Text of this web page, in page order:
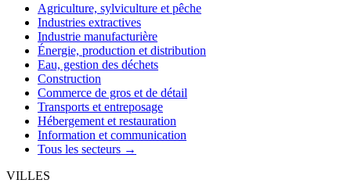
Agriculture, sylviculture et pêche
Industries extractives
Industrie manufacturière
Énergie, production et distribution
Eau, gestion des déchets
Construction
Commerce de gros et de détail
Transports et entreposage
Hébergement et restauration
Information et communication
Tous les secteurs →
VILLES